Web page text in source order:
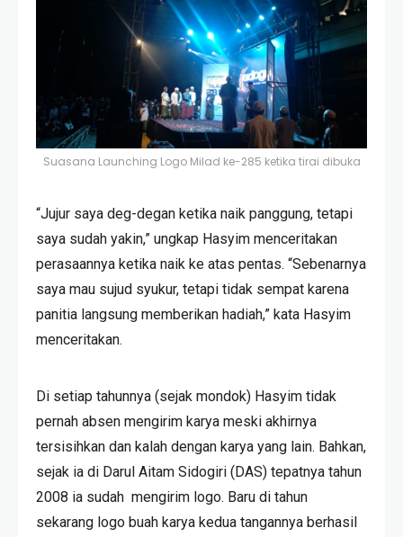
Suasana Launching Logo Milad ke-285 ketika tirai dibuka
“Jujur saya deg-degan ketika naik panggung, tetapi
saya sudah yakin,” ungkap Hasyim menceritakan
perasaannya ketika naik ke atas pentas. “Sebenarnya
saya mau sujud syukur, tetapi tidak sempat karena
panitia langsung memberikan hadiah,” kata Hasyim
menceritakan.
Di setiap tahunnya (sejak mondok) Hasyim tidak
pernah absen mengirim karya meski akhirnya
tersisihkan dan kalah dengan karya yang lain. Bahkan,
sejak ia di Darul Aitam Sidogiri (DAS) tepatnya tahun
2008 ia sudah mengirim logo. Baru di tahun
sekarang logo buah karya kedua tangannya berhasil